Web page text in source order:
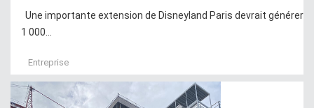
Une importante extension de Disneyland Paris devrait générer
1 000...
Entreprise